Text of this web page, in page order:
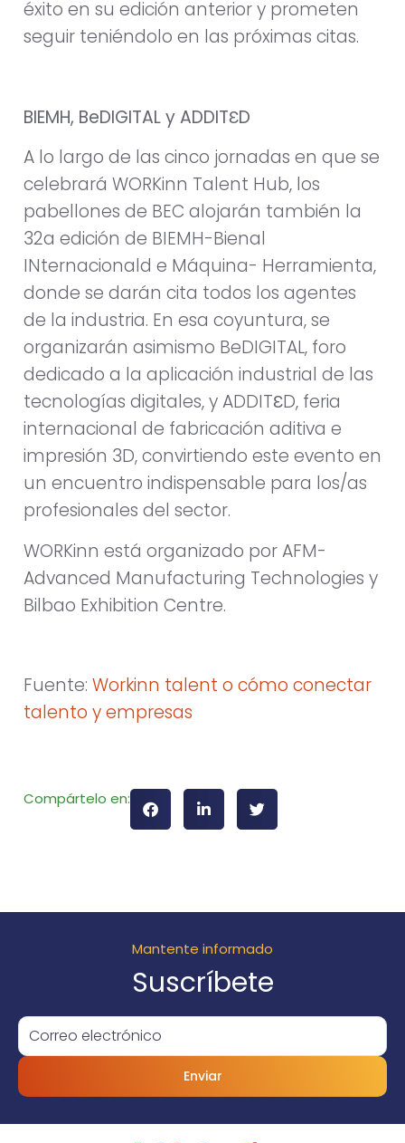
éxito en su edición anterior y prometen
seguir teniéndolo en las próximas citas.
BIEMH, BeDIGITAL y ADDITƐD
A lo largo de las cinco jornadas en que se
celebrará WORKinn Talent Hub, los
pabellones de BEC alojarán también la
32a edición de BIEMH-Bienal
INternacionald e Máquina- Herramienta,
donde se darán cita todos los agentes
de la industria. En esa coyuntura, se
organizarán asimismo BeDIGITAL, foro
dedicado a la aplicación industrial de las
tecnologías digitales, y ADDITƐD, feria
internacional de fabricación aditiva e
impresión 3D, convirtiendo este evento en
un encuentro indispensable para los/as
profesionales del sector.
WORKinn está organizado por AFM-
Advanced Manufacturing Technologies y
Bilbao Exhibition Centre.
Fuente: Workinn talent o cómo conectar
talento y empresas
Compártelo en:
Mantente informado
Suscríbete
Enviar